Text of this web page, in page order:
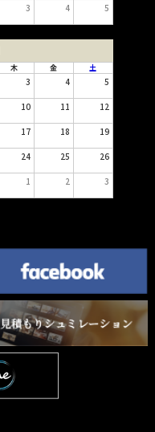
3 4 5
木 金 土
3 4 5
10 11 12
17 18 19
24 25 26
1 2 3